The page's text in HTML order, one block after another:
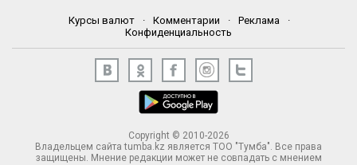
Курсы валют · Комментарии · Реклама
·
Конфиденциальность
Copyright © 2010-2026
Владельцем сайта tumba.kz является ТОО "Тумба". Все права
защищены. Мнение редакции может не совпадать с мнением